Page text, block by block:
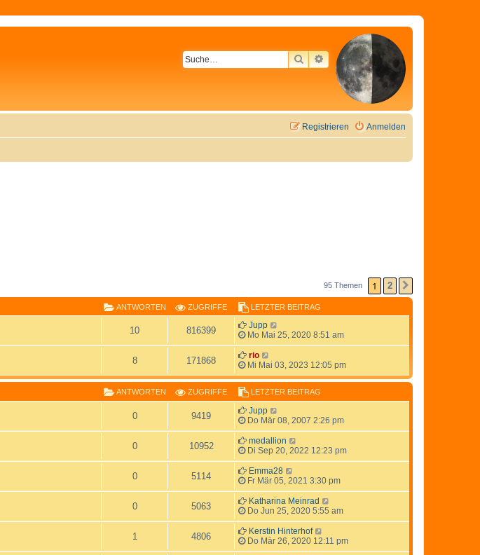
SUCHEERWEITERTE SUCHE
Anmelden
Registrieren
95 Themen 1 2
ANTWORTEN ZUGRIFFE LETZTER BEITRAG
10 816399
Jupp
Mo Mai 25, 2020 8:51 am
8 171868
rio
Mi Mai 03, 2023 12:05 pm
ANTWORTEN ZUGRIFFE LETZTER BEITRAG
0 9419
Jupp
Do Mär 08, 2007 2:26 pm
0 10952
medallion
Di Sep 20, 2022 12:23 pm
0 5114
Emma28
Fr Mär 05, 2021 3:30 pm
0 5063
Katharina Meinrad
Do Jun 25, 2020 5:55 am
1 4806
Kerstin Hinterhof
Do Mär 26, 2020 12:11 pm